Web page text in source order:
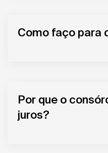
Como faço para
Por que o
juros?